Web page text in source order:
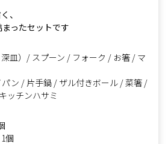
、
ったセットです
皿）/ スプーン / フォーク / お箸 / マ
ン / 片手鍋 / ザル付きボール / 菜箸 /
ッチンハサミ
個